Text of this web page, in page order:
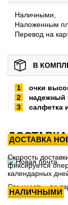
Наличными,
Наложенным
Перевод на
В
очки
надежный
салфетка
ДОСТАВКА
Скорость
фиксируется
календарных
Стоимость - по
НАЛИЧНЫМИ